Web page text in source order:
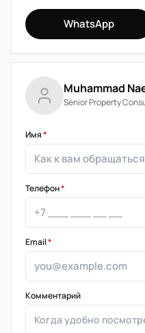
WhatsApp
Muhammad
Senior Property
Имя*
Телефон*
Email*
Комментарий